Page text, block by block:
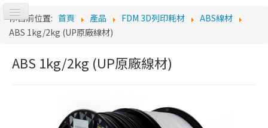
切
換
導
Logo
你目前位置: 首頁 產品 FDM 3D列印耗材
ABS線材
ABS 1kg/2kg (UP原廠線材)
ABS 1kg/2kg (UP原廠線材)